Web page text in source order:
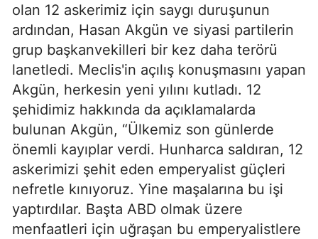
olan 12 askerimiz için saygı duruşunun
ardından, Hasan Akgün ve siyasi partilerin
grup başkanvekilleri bir kez daha terörü
lanetledi. Meclis'in açılış konuşmasını yapan
Akgün, herkesin yeni yılını kutladı. 12
şehidimiz hakkında da açıklamalarda
bulunan Akgün, “Ülkemiz son günlerde
önemli kayıplar verdi. Hunharca saldıran, 12
askerimizi şehit eden emperyalist güçleri
nefretle kınıyoruz. Yine maşalarına bu işi
yaptırdılar. Başta ABD olmak üzere
menfaatleri için uğraşan bu emperyalistlere